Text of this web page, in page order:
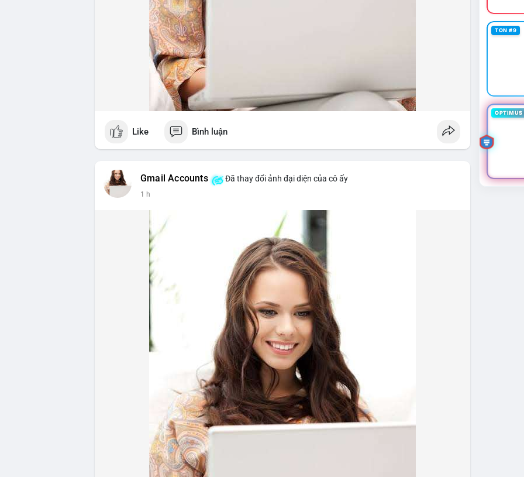
Like Bình luận
Gmail Accounts Đã thay đổi ảnh đại diện của cô ấy
1 h
TON #9
OPTIMUS